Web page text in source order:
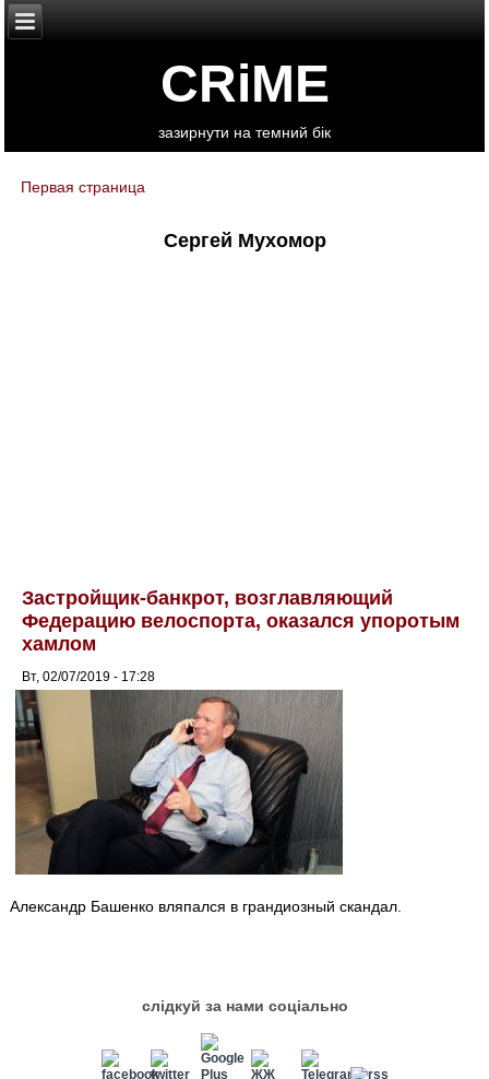
CRiME
зазирнути на темний бік
You are here
Первая страница
Сергей Мухомор
Застройщик-банкрот, возглавляющий
Федерацию велоспорта, оказался упоротым
хамлом
Вт, 02/07/2019 - 17:28
Александр Башенко вляпался в грандиозный скандал.
слідкуй за нами соціально